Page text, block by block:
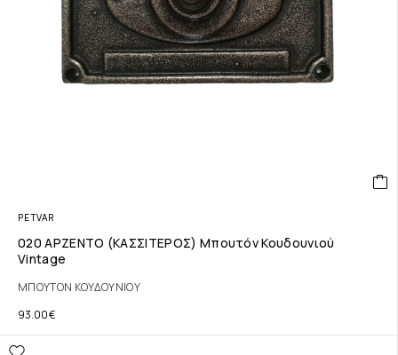
PETVAR
020 ΑΡΖΕΝΤΟ (ΚΑΣΣΙΤΕΡΟΣ) Μπουτόν Κουδουνιού
Vintage
ΜΠΟΥΤΟΝ ΚΟΥΔΟΥΝΙΟΥ
93.00€